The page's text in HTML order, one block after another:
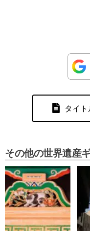
タイ
その他の世界遺産